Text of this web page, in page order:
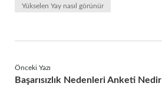
Yükselen Yay nasıl görünür
Önceki Yazı
Başarısızlık Nedenleri Anketi Nedir